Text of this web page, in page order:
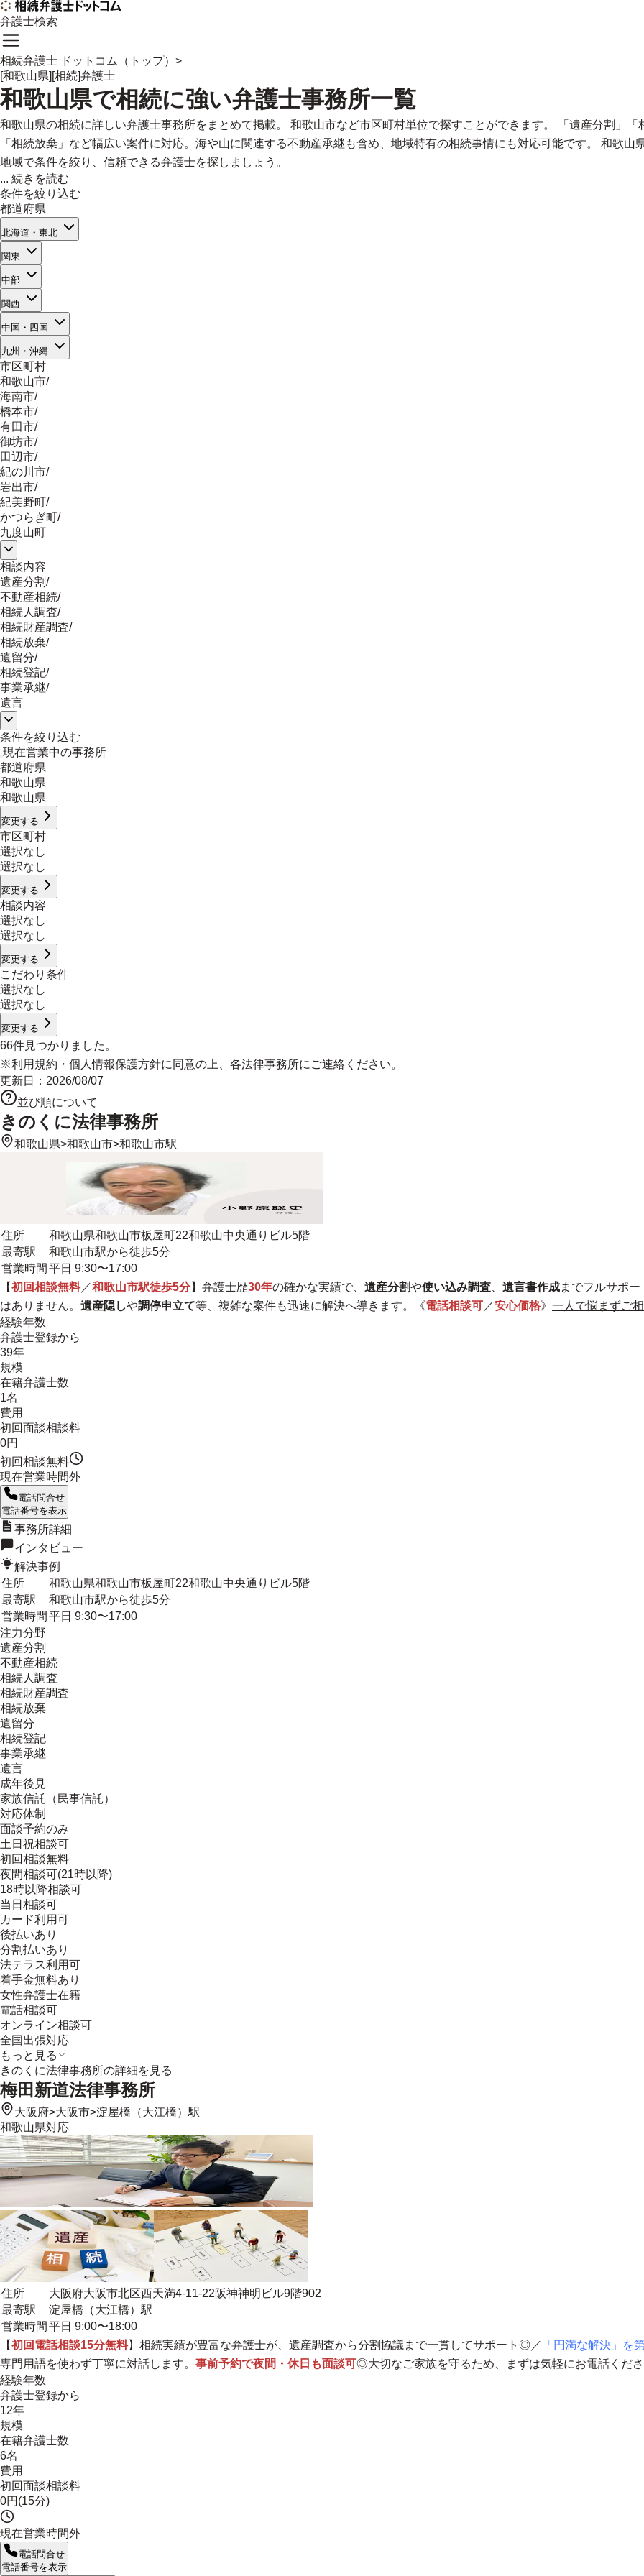
弁護士検索
相続弁護士 ドットコム（トップ） >
[和歌山県][相続]弁護士
和歌山県で相続に強い弁護士事務所一覧
和歌山県の相続に詳しい弁護士事務所をまとめて掲載。 和歌山市など市区町村単位で探すことができます。 「遺産分割」
「相続放棄」など幅広い案件に対応。海や山に関連する不動産承継も含め、地域特有の相続事情にも対応可能です。 和歌
地域で条件を絞り、信頼できる弁護士を探しましょう。
... 続きを読む
条件を絞り込む
都道府県
北海道・東北
関東
中部
関西
中国・四国
九州・沖縄
市区町村
和歌山市/
海南市/
橋本市/
有田市/
御坊市/
田辺市/
紀の川市/
岩出市/
紀美野町/
かつらぎ町/
九度山町
相談内容
遺産分割/
不動産相続/
相続人調査/
相続財産調査/
相続放棄/
遺留分/
相続登記/
事業承継/
遺言
条件を絞り込む
現在営業中の事務所
都道府県
和歌山県
和歌山県
変更する
市区町村
選択なし
選択なし
変更する
相談内容
選択なし
選択なし
変更する
こだわり条件
選択なし
選択なし
変更する
66件見つかりました。
※利用規約 ・ 個人情報保護方針に同意の上、各法律事務所にご連絡ください。
更新日： 2026/08/07
並び順について
きのくに法律事務所
和歌山県>和歌山市>和歌山市駅
住所
和歌山県和歌山市板屋町22和歌山中央通りビル5階
最寄駅
和歌山市駅から徒歩5分
営業時間 平日 9:30〜17:00
【初回相談無料／和歌山市駅徒歩5分】弁護士歴30年の確かな実績で、 遺産分割や使い込み調査 遺言書作成までフルサポ
はありません。 遺産隠しや調停申立て等、複雑な案件も迅速に解決へ導きます。《電話相談可 ／安心価格》 一人で悩まずご
経験年数
弁護士登録から
39年
規模
在籍弁護士数
1名
費用
初回面談相談料
0円
初回相談無料
現在営業時間外
電話問合せ
電話番号を表示
事務所詳細
インタビュー
解決事例
住所
和歌山県和歌山市板屋町22和歌山中央通りビル5階
最寄駅
和歌山市駅から徒歩5分
営業時間 平日 9:30〜17:00
注力分野
遺産分割
不動産相続
相続人調査
相続財産調査
相続放棄
遺留分
相続登記
事業承継
遺言
成年後見
家族信託（民事信託）
対応体制
面談予約のみ
土日祝相談可
初回相談無料
夜間相談可(21時以降)
18時以降相談可
当日相談可
カード利用可
後払いあり
分割払いあり
法テラス利用可
着手金無料あり
女性弁護士在籍
電話相談可
オンライン相談可
全国出張対応
もっと見る
きのくに法律事務所の詳細を見る
梅田新道法律事務所
大阪府>大阪市>淀屋橋（大江橋）駅
和歌山県対応
住所
大阪府大阪市北区西天満4-11-22阪神神明ビル9階902
最寄駅
淀屋橋（大江橋）駅
営業時間 平日 9:00〜18:00
【初回電話相談15分無料】相続実績が豊富な弁護士が、遺産調査から分割協議まで一貫してサポート◎／
「円満な解決」を
専門用語を使わず丁寧に対話します。 事前予約で夜間・休日も面談可◎大切なご家族を守るため、まずは気軽にお電話くだ
経験年数
弁護士登録から
12年
規模
在籍弁護士数
6名
費用
初回面談相談料
0円(15分)
現在営業時間外
電話問合せ
電話番号を表示